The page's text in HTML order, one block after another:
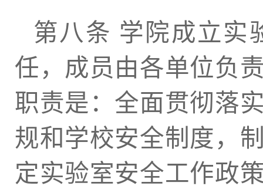
第八条 学院成立实
任，成员由各单位负
职责是：全面贯彻落
规和学校安全制度，
定实验室安全工作政